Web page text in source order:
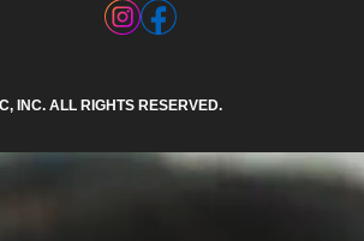
INC. ALL RIGHTS RESERVED.